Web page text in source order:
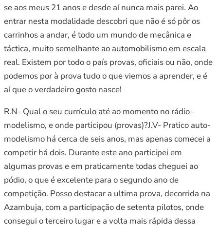
se aos meus 21 anos e desde aí nunca mais parei. Ao
entrar nesta modalidade descobri que não é só pôr os
carrinhos a andar, é todo um mundo de mecânica e
táctica, muito semelhante ao automobilismo em escala
real. Existem por todo o país provas, oficiais ou não, onde
podemos por à prova tudo o que viemos a aprender, e é
aí que o verdadeiro gosto nasce!
R.N- Qual o seu currículo até ao momento no rádio-
modelismo, e onde participou (provas)?J.V- Pratico auto-
modelismo há cerca de seis anos, mas apenas comecei a
competir há dois. Durante este ano participei em
algumas provas e em praticamente todas cheguei ao
pódio, o que é excelente para o segundo ano de
competição. Posso destacar a ultima prova, decorrida na
Azambuja, com a participação de setenta pilotos, onde
consegui o terceiro lugar e a volta mais rápida dessa